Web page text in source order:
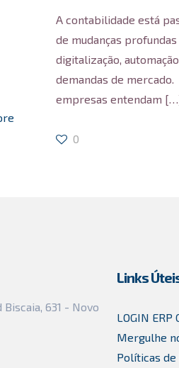
A contabilidade está
de mudanças
digitalização,
demandas de mercado.
empresas entendam
0
631 - Novo
Links
LOGIN ERP
Mergulhe
Políticas de